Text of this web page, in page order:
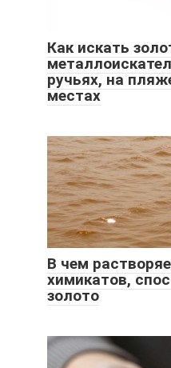
Как искать
ручьях, на
местах
В чем
химикатов,
золото